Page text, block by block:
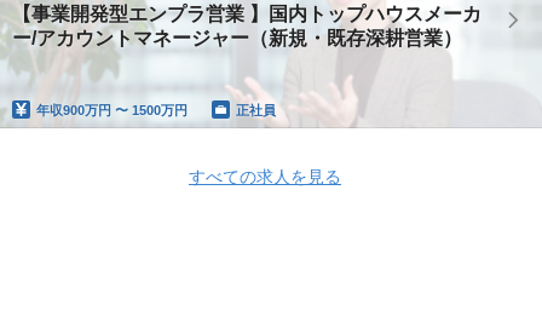
【事業開発型エンプラ営業 】国内トップハウスメーカ
ー/アカウントマネージャー（新規・既存深耕営業）
年収900万円 〜 1500万円 正社員
すべての求人を見る